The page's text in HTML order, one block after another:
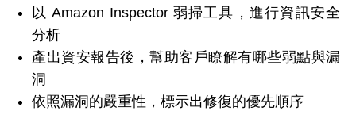
以 Amazon Inspector 弱掃工具，進行資訊安全
分析
產出資安報告後，幫助客戶瞭解有哪些弱點與漏
洞
依照漏洞的嚴重性，標示出修復的優先順序